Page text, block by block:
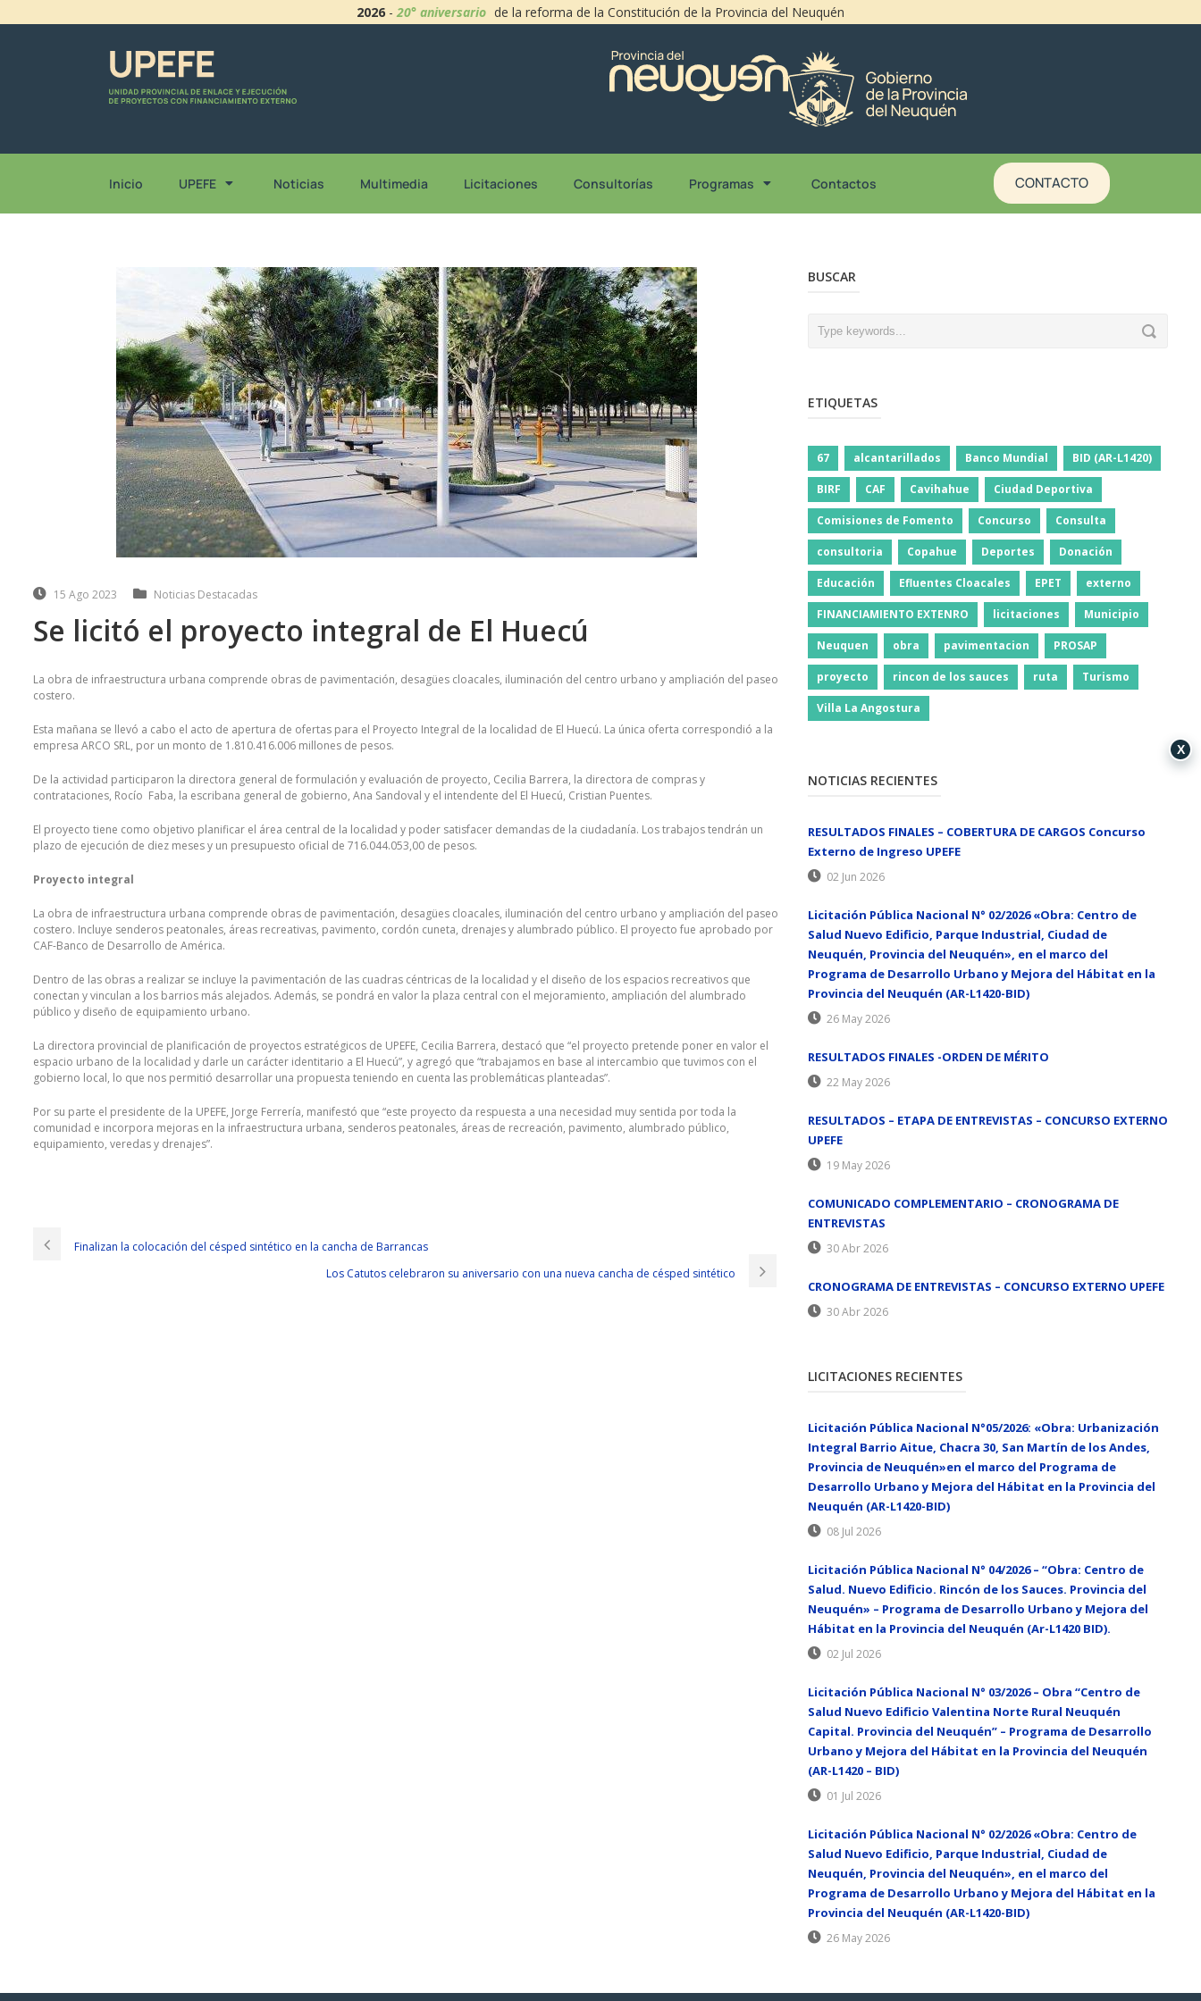
2026 -20° aniversario de la reforma de la Constitución de la Provincia del Neuquén
Inicio UPEFE Noticias Multimedia Licitaciones Consultorías Programas Contactos CONTACTO
15 Ago 2023 Noticias Destacadas
Se licitó el proyecto integral de El Huecú
La obra de infraestructura urbana comprende obras de pavimentación, desagües cloacales, iluminación del centro urbano y ampliación del paseo
costero.
Esta mañana se llevó a cabo el acto de apertura de ofertas para el Proyecto Integral de la localidad de El Huecú. La única oferta correspondió a la
empresa ARCO SRL, por un monto de 1.810.416.006 millones de pesos.
De la actividad participaron la directora general de formulación y evaluación de proyecto, Cecilia Barrera, la directora de compras y
contrataciones, Rocío Faba, la escribana general de gobierno, Ana Sandoval y el intendente del El Huecú, Cristian Puentes.
El proyecto tiene como objetivo planificar el área central de la localidad y poder satisfacer demandas de la ciudadanía. Los trabajos tendrán un
plazo de ejecución de diez meses y un presupuesto oficial de 716.044.053,00 de pesos.
Proyecto integral
La obra de infraestructura urbana comprende obras de pavimentación, desagües cloacales, iluminación del centro urbano y ampliación del paseo
costero. Incluye senderos peatonales, áreas recreativas, pavimento, cordón cuneta, drenajes y alumbrado público. El proyecto fue aprobado por
CAF-Banco de Desarrollo de América.
Dentro de las obras a realizar se incluye la pavimentación de las cuadras céntricas de la localidad y el diseño de los espacios recreativos que
conectan y vinculan a los barrios más alejados. Además, se pondrá en valor la plaza central con el mejoramiento, ampliación del alumbrado
público y diseño de equipamiento urbano.
La directora provincial de planificación de proyectos estratégicos de UPEFE, Cecilia Barrera, destacó que “el proyecto pretende poner en valor el
espacio urbano de la localidad y darle un carácter identitario a El Huecú”, y agregó que “trabajamos en base al intercambio que tuvimos con el
gobierno local, lo que nos permitió desarrollar una propuesta teniendo en cuenta las problemáticas planteadas”.
Por su parte el presidente de la UPEFE, Jorge Ferrería, manifestó que “este proyecto da respuesta a una necesidad muy sentida por toda la
comunidad e incorpora mejoras en la infraestructura urbana, senderos peatonales, áreas de recreación, pavimento, alumbrado público,
equipamiento, veredas y drenajes”.
Finalizan la colocación del césped sintético en la cancha de Barrancas
Los Catutos celebraron su aniversario con una nueva cancha de césped sintético
BUSCAR
ETIQUETAS
67 alcantarillados Banco Mundial BID (AR-L1420)
BIRF CAF Cavihahue Ciudad Deportiva
Comisiones de Fomento Concurso Consulta
consultoria Copahue Deportes Donación
Educación Efluentes Cloacales EPET externo
FINANCIAMIENTO EXTENRO licitaciones Municipio
Neuquen obra pavimentacion PROSAP
proyecto rincon de los sauces ruta Turismo
Villa La Angostura
NOTICIAS RECIENTES
RESULTADOS FINALES – COBERTURA DE CARGOS Concurso
Externo de Ingreso UPEFE
02 Jun 2026
Licitación Pública Nacional N° 02/2026 «Obra: Centro de
Salud Nuevo Edificio, Parque Industrial, Ciudad de
Neuquén, Provincia del Neuquén», en el marco del
Programa de Desarrollo Urbano y Mejora del Hábitat en la
Provincia del Neuquén (AR-L1420-BID)
26 May 2026
RESULTADOS FINALES -ORDEN DE MÉRITO
22 May 2026
RESULTADOS – ETAPA DE ENTREVISTAS – CONCURSO EXTERNO
UPEFE
19 May 2026
COMUNICADO COMPLEMENTARIO – CRONOGRAMA DE
ENTREVISTAS
30 Abr 2026
CRONOGRAMA DE ENTREVISTAS – CONCURSO EXTERNO UPEFE
30 Abr 2026
LICITACIONES RECIENTES
Licitación Pública Nacional N°05/2026: «Obra: Urbanización
Integral Barrio Aitue, Chacra 30, San Martín de los Andes,
Provincia de Neuquén»en el marco del Programa de
Desarrollo Urbano y Mejora del Hábitat en la Provincia del
Neuquén (AR-L1420-BID)
08 Jul 2026
Licitación Pública Nacional N° 04/2026 – “Obra: Centro de
Salud. Nuevo Edificio. Rincón de los Sauces. Provincia del
Neuquén» – Programa de Desarrollo Urbano y Mejora del
Hábitat en la Provincia del Neuquén (Ar-L1420 BID).
02 Jul 2026
Licitación Pública Nacional N° 03/2026 – Obra “Centro de
Salud Nuevo Edificio Valentina Norte Rural Neuquén
Capital. Provincia del Neuquén” – Programa de Desarrollo
Urbano y Mejora del Hábitat en la Provincia del Neuquén
(AR-L1420 – BID)
01 Jul 2026
Licitación Pública Nacional N° 02/2026 «Obra: Centro de
Salud Nuevo Edificio, Parque Industrial, Ciudad de
Neuquén, Provincia del Neuquén», en el marco del
Programa de Desarrollo Urbano y Mejora del Hábitat en la
Provincia del Neuquén (AR-L1420-BID)
26 May 2026
X